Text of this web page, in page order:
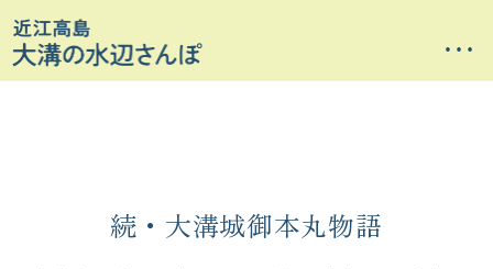
…
続・大溝城御本丸物語